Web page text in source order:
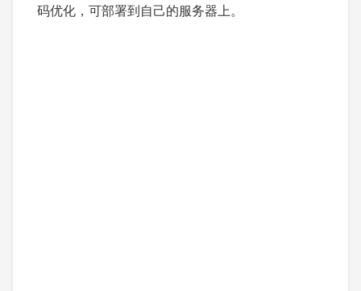
码优化，可部署到自己的服务器上。